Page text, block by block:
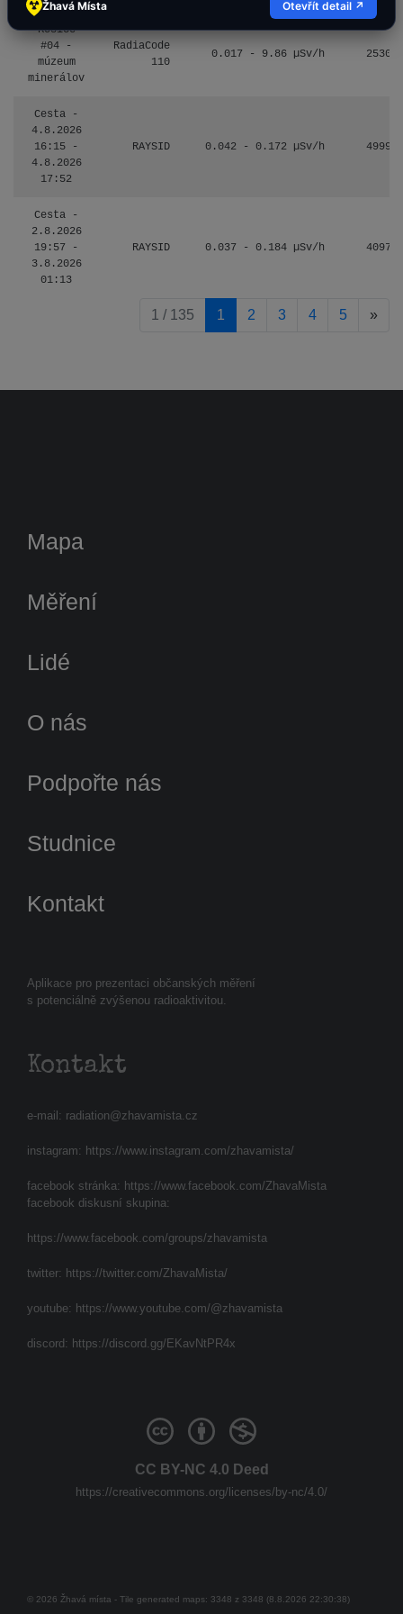
Košice
#04 -
múzeum
minerálov
RadiaCode
110
0.017 - 9.86 µSv/h 2530
Cesta -
4.8.2026
16:15 -
4.8.2026
17:52
RAYSID 0.042 - 0.172 µSv/h 4999
Cesta -
2.8.2026
19:57 -
3.8.2026
01:13
RAYSID 0.037 - 0.184 µSv/h 4097
1 / 135 1 2 3 4 5 »
Žhavá Místa Otevřít detail ↗
Aplikace pro prezentaci občanských měření
s potenciálně zvýšenou radioaktivitou.
Kontakt
e-mail: radiation@zhavamista.cz
instagram: https://www.instagram.com/zhavamista/
facebook stránka: https://www.facebook.com/ZhavaMista
facebook diskusní skupina:
https://www.facebook.com/groups/zhavamista
twitter: https://twitter.com/ZhavaMista/
youtube: https://www.youtube.com/@zhavamista
discord: https://discord.gg/EKavNtPR4x
Mapa
Měření
Lidé
O nás
Podpořte nás
Studnice
Kontakt
CC BY-NC 4.0 Deed
https://creativecommons.org/licenses/by-nc/4.0/
© 2026 Žhavá místa - Tile generated maps: 3348 z 3348 (8.8.2026 22:30:38)